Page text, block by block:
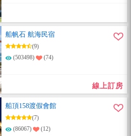
船帆石 航海民宿
(9)
(503498)
(74)
線上訂房
船頂158渡假會館
(7)
(86067)
(12)